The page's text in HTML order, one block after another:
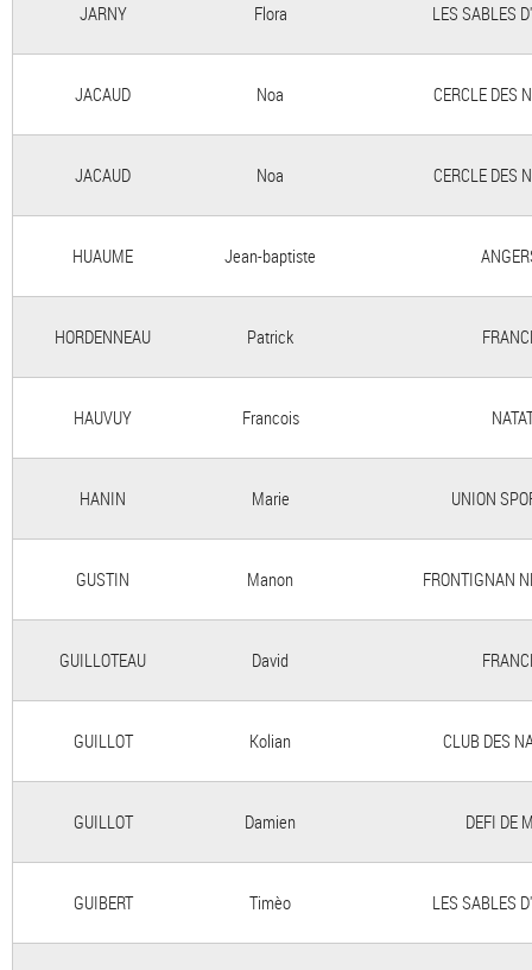
JARNY Flora LES SABLES
JACAUD Noa CERCLE DES
JACAUD Noa CERCLE DES
HUAUME Jean-baptiste
HORDENNEAU Patrick
HAUVUY Francois
HANIN Marie UNION
GUSTIN Manon FRONTIGNAN
GUILLOTEAU David
GUILLOT Kolian CLUB DES
GUILLOT Damien DEFI DE
GUIBERT Timèo LES SABLES